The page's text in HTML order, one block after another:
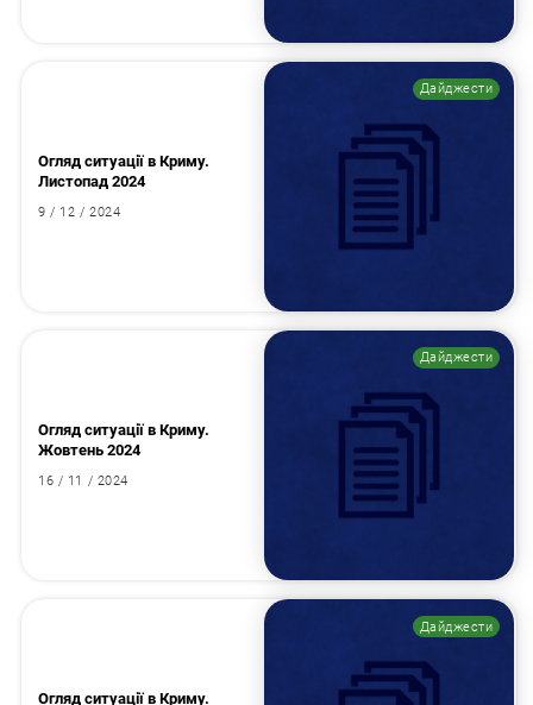
Дайджести
Огляд ситуації в Криму.
Листопад 2024
9 / 12 / 2024
Дайджести
Огляд ситуації в Криму.
Жовтень 2024
16 / 11 / 2024
Дайджести
Огляд ситуації в Криму.